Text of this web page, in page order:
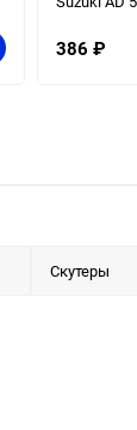
386 ₽
Скутеры